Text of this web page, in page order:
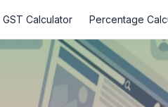
GST Calculator Percentage